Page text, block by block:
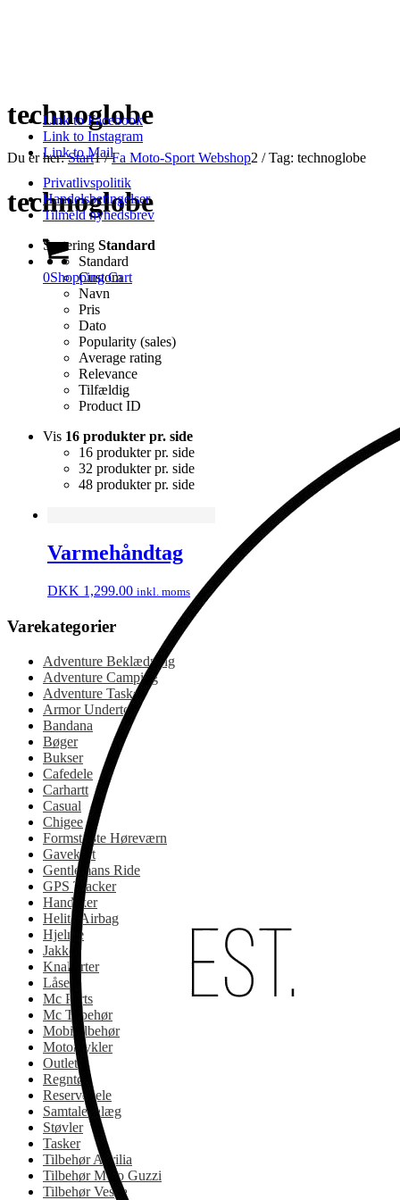
Link to Facebook
Link to Instagram
Link to Mail
Privatlivspolitik
Handelsbetingelser
Tilmeld nyhedsbrev
0Shopping Cart
technoglobe
Du er her: Start1 / Fa Moto-Sport Webshop2 / Tag: technoglobe
technoglobe
Sortering Standard
Standard
Custom
Navn
Pris
Dato
Popularity (sales)
Average rating
Relevance
Tilfældig
Product ID
Vis 16 produkter pr. side
16 produkter pr. side
32 produkter pr. side
48 produkter pr. side
Varmehåndtag
DKK 1,299.00 inkl. moms
Varekategorier
Adventure Beklædning
Adventure Camping
Adventure Tasker
Armor Undertøj
Bandana
Bøger
Bukser
Cafedele
Carhartt
Casual
Chigee
Formstøbte Høreværn
Gavekort
Gentlemans Ride
GPS Tracker
Handsker
Helite Airbag
Hjelme
Jakker
Knallerter
Låse
Mc Parts
Mc Tilbehør
Mobiltilbehør
Motorcykler
Outlet
Regntøj
Reservedele
Samtaleanlæg
Støvler
Tasker
Tilbehør Aprilia
Tilbehør Moto Guzzi
Tilbehør Vespa